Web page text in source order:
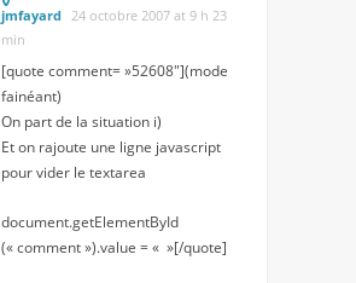
jmfayard 24 octobre 2007 at 9 h 23
min
[quote comment= »52608″](mode
fainéant)
On part de la situation i)
Et on rajoute une ligne javascript
pour vider le textarea
document.getElementById
(« comment »).value = « »[/quote]